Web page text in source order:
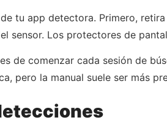
tu app detectora. Primero,
sensor. Los protectores de
de comenzar cada sesión de
pero la manual suele ser más